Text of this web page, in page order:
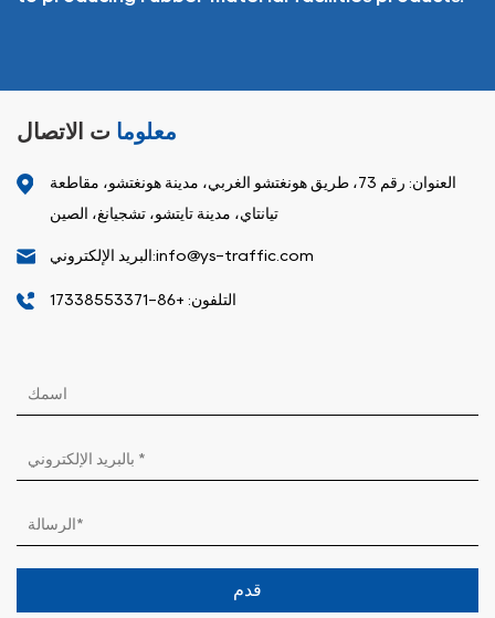
معلوما ت الاتصال
العنوان: رقم 73، طريق هونغتشو الغربي، مدينة هونغتشو، مقاطعة
تيانتاي، مدينة تايتشو، تشجيانغ، الصين
البريد الإلكتروني:info@ys-traffic.com
التلفون: +86-17338553371
قدم